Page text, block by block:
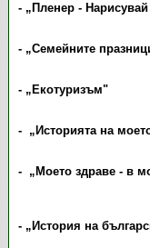
- „ Пленер -
- „Семейните
- „ Екотуризъм"
- „Историята на моето
- „ Моето здраве - в
- „ История на